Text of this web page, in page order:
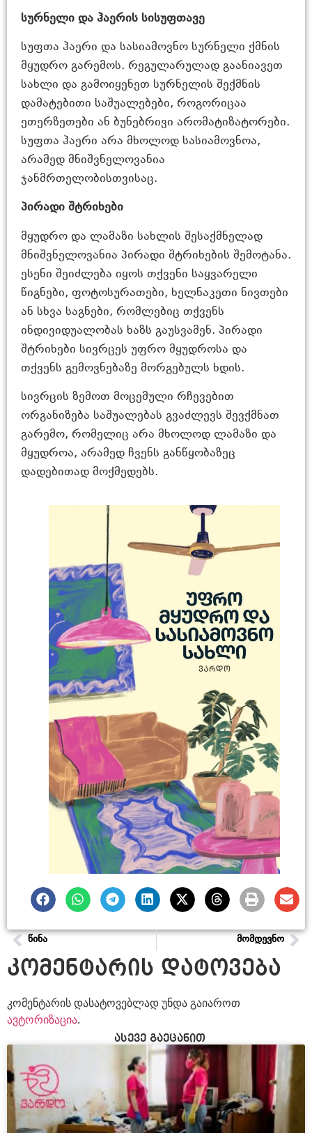
სურნელი და ჰაერის სისუფთავე
სუფთა ჰაერი და სასიამოვნო სურნელი ქმნის
მყუდრო გარემოს. რეგულარულად გაანიავეთ
სახლი და გამოიყენეთ სურნელის შექმნის
დამატებითი საშუალებები, როგორიცაა
ეთერზეთები ან ბუნებრივი არომატიზატორები.
სუფთა ჰაერი არა მხოლოდ სასიამოვნოა,
არამედ მნიშვნელოვანია
ჯანმრთელობისთვისაც.
პირადი შტრიხები
მყუდრო და ლამაზი სახლის შესაქმნელად
მნიშვნელოვანია პირადი შტრიხების შემოტანა.
ესენი შეიძლება იყოს თქვენი საყვარელი
წიგნები, ფოტოსურათები, ხელნაკეთი ნივთები
ან სხვა საგნები, რომლებიც თქვენს
ინდივიდუალობას ხაზს გაუსვამენ. პირადი
შტრიხები სივრცეს უფრო მყუდროსა და
თქვენს გემოვნებაზე მორგებულს ხდის.
სივრცის ზემოთ მოცემული რჩევებით
ორგანიზება საშუალებას გვაძლევს შევქმნათ
გარემო, რომელიც არა მხოლოდ ლამაზი და
მყუდროა, არამედ ჩვენს განწყობაზეც
დადებითად მოქმედებს.
ᲬᲘᲜᲐ ᲛᲝᲛᲓᲔᲕᲜᲝ
კომენტარის დატოვება
კომენტარის დასატოვებლად უნდა გაიაროთ
ავტორიზაცია.
ასევე გაეცანით